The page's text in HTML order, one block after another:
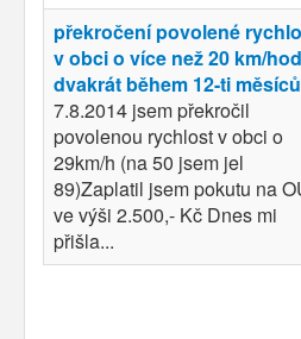
překročení povolené
v obci o více než 20 km/hod
dvakrát během 12-ti
7.8.2014 jsem překročil
povolenou rychlost v obci o
29km/h (na 50 jsem jel
89)Zaplatil jsem pokutu na
ve výši 2.500,- Kč Dnes mi
přišla...